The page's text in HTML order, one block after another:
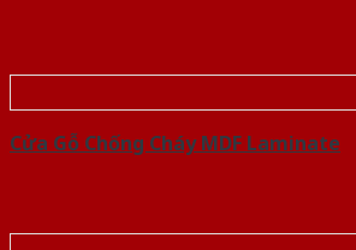
Cửa Gỗ Chống Cháy MDF Laminate